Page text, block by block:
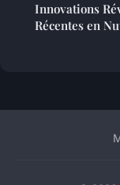
Innovations
Récentes en